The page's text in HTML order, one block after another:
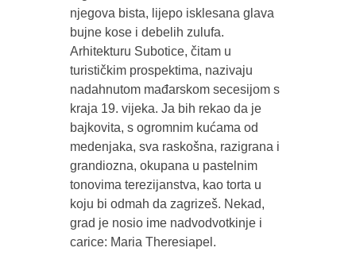
njegova bista, lijepo isklesana glava
bujne kose i debelih zulufa.
Arhitekturu Subotice, čitam u
turističkim prospektima, nazivaju
nadahnutom mađarskom secesijom s
kraja 19. vijeka. Ja bih rekao da je
bajkovita, s ogromnim kućama od
medenjaka, sva raskošna, razigrana i
grandiozna, okupana u pastelnim
tonovima terezijanstva, kao torta u
koju bi odmah da zagrizeš. Nekad,
grad je nosio ime nadvodvotkinje i
carice: Maria Theresiapel.